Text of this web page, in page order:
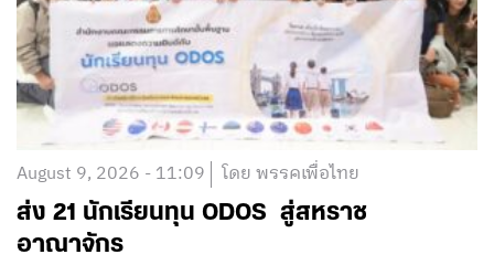
August 9, 2026 - 11:09 โดย พรรคเพื่อไทย
ส่ง 21 นักเรียนทุน ODOS สู่สหราช
อาณาจักร